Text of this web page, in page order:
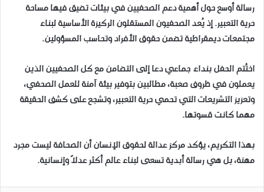
رسالة أوسع حول أهمية دعم الصحفيين في بيئات تضيق فيها مساحة
حرية التعبير. إذ يُعد الصحفيون المستقلون الركيزة الأساسية لبناء
مجتمعات ديمقراطية تضمن حقوق الأفراد وتحاسب المسؤولين.
اختُتم الحفل بنداء جماعي دعا إلى التضامن مع كل الصحفيين الذين
يعملون في ظروف صعبة، مطالبين بتوفير بيئة آمنة للعمل الصحفي،
وتعزيز التشريعات التي تحمي حرية التعبير، وتشجع على كشف الحقيقة
مهما كانت قسوتها.
بهذا التكريم، يؤكد مركز عدالة لحقوق الإنسان أن الصحافة ليست مجرد
مهنة، بل هي رسالة أبدية تسعى لبناء عالم أكثر عدلاً وإنسانية.